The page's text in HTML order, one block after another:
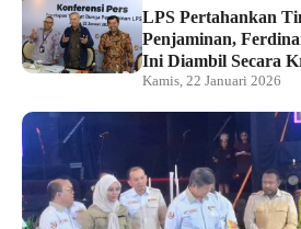
LPS Pertahankan
Penjaminan,
Ini Diambil Secara
Kamis, 22 Januari 2026